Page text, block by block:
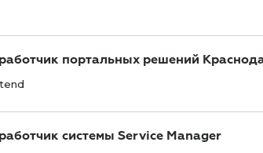
портальных решений
системы Service Manager